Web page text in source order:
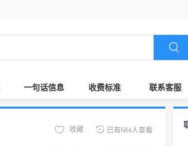
一句话信息 收费标准 联系客服
已有684人查看
收藏